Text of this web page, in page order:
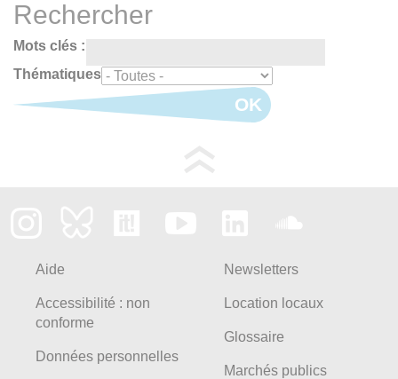
Rechercher
Mots clés :
Thématiques
OK
Aide
Accessibilité : non
conforme
Données personnelles
Newsletters
Location locaux
Glossaire
Marchés publics